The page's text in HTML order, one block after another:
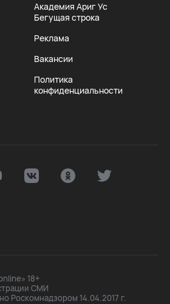
Академия Ариг Ус
Бегущая строка
Реклама
Вакансии
Политика
конфиденциальности
18+
СМИ
Роскомнадзором 14.04.2017 г.